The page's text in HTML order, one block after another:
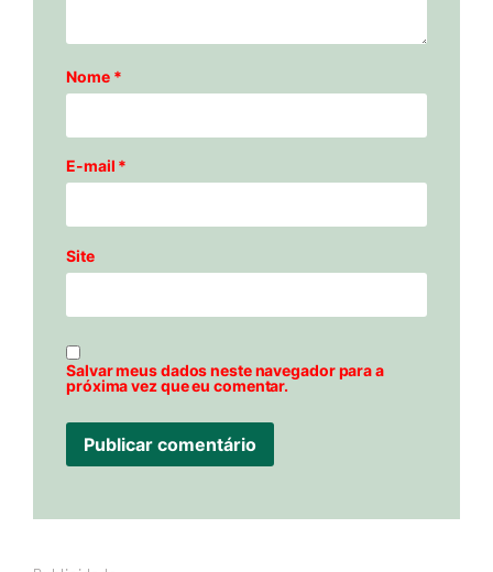
Nome *
E-mail *
Site
Salvar meus dados neste navegador para a
próxima vez que eu comentar.